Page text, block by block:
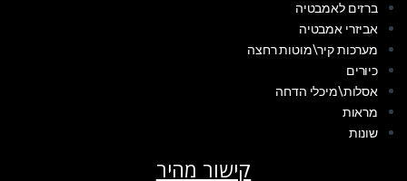
ברזים לאמבטיה
אביזרי אמבטיה
מערכות קיר\מוטות רחצה
כיורים
אסלות\מיכלי הדחה
מראות
שונות
קישור מהיר